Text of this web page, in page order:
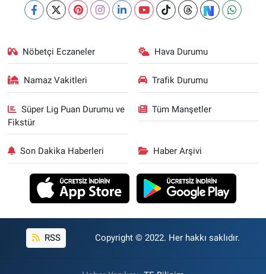
Nöbetçi Eczaneler Hava Durumu
Namaz Vakitleri Trafik Durumu
Süper Lig Puan Durumu ve
Fikstür
Tüm Manşetler
Son Dakika Haberleri Haber Arşivi
RSS Copyright © 2022. Her hakkı saklıdır.